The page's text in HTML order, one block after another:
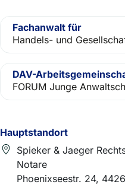
Hauptstandort
Spieker & Jaeger
Notare
Phoenixseestr. 24,
Fachanwalt für
Handels- und
DAV-
FORUM Junge